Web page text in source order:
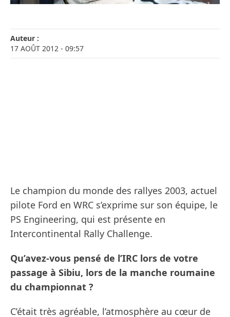
Auteur :
17 AOÛT 2012 - 09:57
Le champion du monde des rallyes 2003, actuel
pilote Ford en WRC s’exprime sur son équipe, le
PS Engineering, qui est présente en
Intercontinental Rally Challenge.
Qu’avez-vous pensé de l’IRC lors de votre
passage à Sibiu, lors de la manche roumaine
du championnat ?
C’était très agréable, l’atmosphère au cœur de